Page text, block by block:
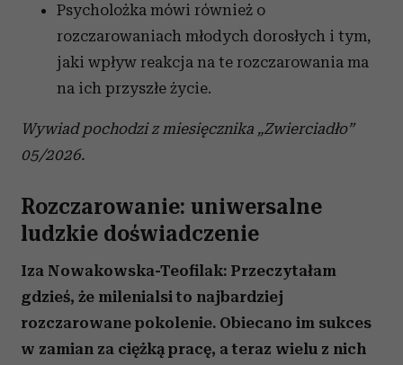
Psycholożka mówi również o
rozczarowaniach młodych dorosłych i tym,
jaki wpływ reakcja na te rozczarowania ma
na ich przyszłe życie.
Wywiad pochodzi z miesięcznika „Zwierciadło”
05/2026.
Rozczarowanie: uniwersalne
ludzkie doświadczenie
Iza Nowakowska-Teofilak: Przeczytałam
gdzieś, że milenialsi to najbardziej
rozczarowane pokolenie. Obiecano im sukces
w zamian za ciężką pracę, a teraz wielu z nich